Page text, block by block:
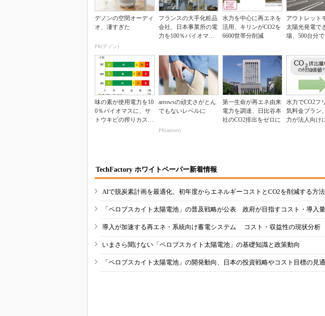
デノンの空間オーディ
オ、凄すぎた
PR(デノン)
フランスの大手化粧品
会社、日本事業所の電
力を100％バイオマス
水力を中心に再エネを
活用、キリンがCO2を
6600世帯分削減
アウトレット
太陽光発電で
場、500台分で
味の素が使用電力を10
0％バイオマスに、サ
トウキビの搾りカスで
arrowsの頑丈さがとん
でもないレベルに
PR(arrows)
第一生命が再エネ由来
電力を調達、日比谷本
社のCO2排出をゼロに
水力でCO2フ
気料金プラン
力が法人向け
TechFactory ホワイトペーパー新着情報
AIで脱炭素計画を最適化、初年度からエネルギーコストとCO2を削減する方法
「ペロブスカイト太陽電池」の普及戦略が公表 政府が目指すコスト・導入
導入が加速する再エネ・系統向け蓄電システム コスト・収益性の現状分析
いまさら聞けない「ペロブスカイト太陽電池」の基礎知識と政策動向
「ペロブスカイト太陽電池」の開発動向、日本の投資戦略やコスト目標の見